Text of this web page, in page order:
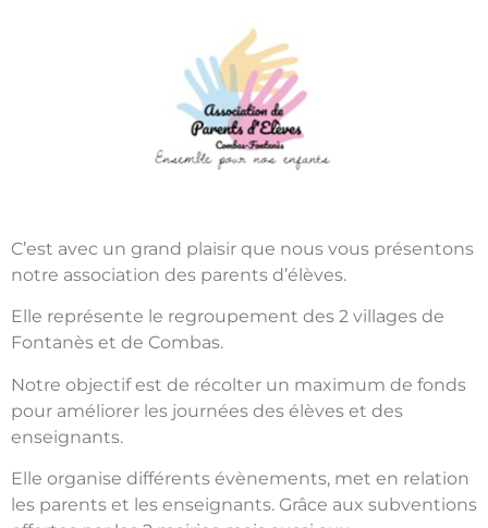
C’est avec un grand plaisir que nous vous présentons
notre association des parents d’élèves.
Elle représente le regroupement des 2 villages de
Fontanès et de Combas.
Notre objectif est de récolter un maximum de fonds
pour améliorer les journées des élèves et des
enseignants.
Elle organise différents évènements, met en relation
les parents et les enseignants. Grâce aux subventions